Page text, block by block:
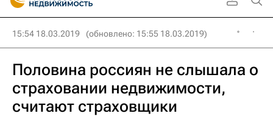
15:54 18.03.2019 (обновлено: 15:55 18.03.2019)
Половина россиян не слышала о
страховании недвижимости,
считают страховщики